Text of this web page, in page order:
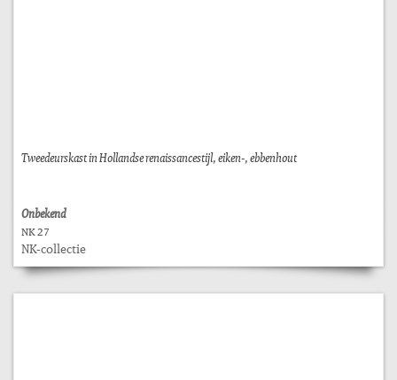
Tweedeurskast in Hollandse renaissancestijl, eiken-, ebbenhout
Onbekend
NK 27
NK-collectie